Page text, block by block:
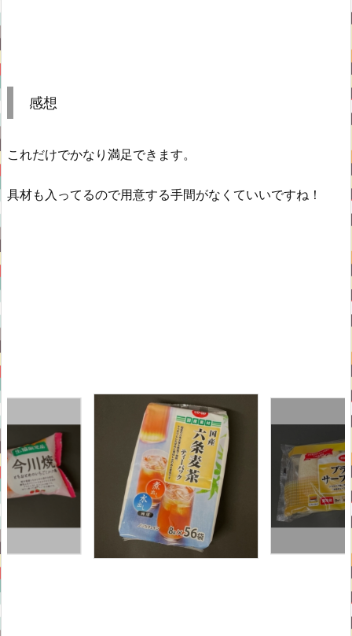
感想
これだけでかなり満足できます。
具材も入ってるので用意する手間がなくていいですね！